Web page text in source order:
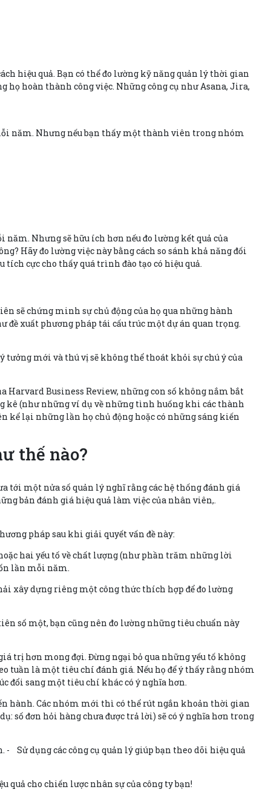
hiệu quả. Bạn có thể đo lường kỹ năng quản lý thời gian
hoàn thành công việc. Những công cụ như Asana, Jira,
năm. Nhưng nếu bạn thấy một thành viên trong nhóm
Nhưng sẽ hữu ích hơn nếu đo lường kết quả của
Hãy đo lường việc này bằng cách so sánh khả năng đối
cực cho thấy quá trình đào tạo có hiệu quả.
sẽ chứng minh sự chủ động của họ qua những hành
đề xuất phương pháp tái cấu trúc một dự án quan trọng.
tưởng mới và thú vị sẽ không thể thoát khỏi sự chú ý của
Harvard Business Review, những con số không nắm bắt
kê (như những ví dụ về những tình huống khi các thành
kể lại những lần họ chủ động hoặc có những sáng kiến
thế nào?
tới một nửa số quản lý nghĩ rằng các hệ thống đánh giá
bản đánh giá hiệu quả làm việc của nhân viên,.
pháp sau khi giải quyết vấn đề này:
hai yếu tố về chất lượng (như phần trăm những lời
lần mỗi năm.
xây dựng riêng một công thức thích hợp để đo lường
số một, bạn cũng nên đo lường những tiêu chuẩn này
trị hơn mong đợi. Đừng ngại bỏ qua những yếu tố không
tuần là một tiêu chí đánh giá. Nếu họ để ý thấy rằng nhóm
đổi sang một tiêu chí khác có ý nghĩa hơn.
hành. Các nhóm mới thì có thể rút ngắn khoản thời gian
số đơn hỏi hàng chưa được trả lời) sẽ có ý nghĩa hơn trong
Sử dụng các công cụ quản lý giúp bạn theo dõi hiệu quả
quả cho chiến lược nhân sự của công ty bạn!